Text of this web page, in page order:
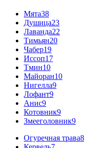
Мята38
Душица23
Лаванда22
Тимьян20
Чабер19
Иссоп17
Тмин10
Майоран10
Нигелла9
Лофант9
Анис9
Котовник9
Змееголовник9
Огуречная трава8